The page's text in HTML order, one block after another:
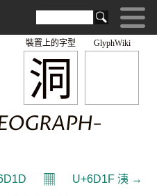
GlyphWiki
洞
裝置上的字型
𝄜 U+6D1F 洟 →